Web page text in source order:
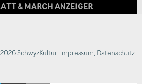
& MARCH ANZEIGER
SchwyzKultur, Impressum, Datenschutz